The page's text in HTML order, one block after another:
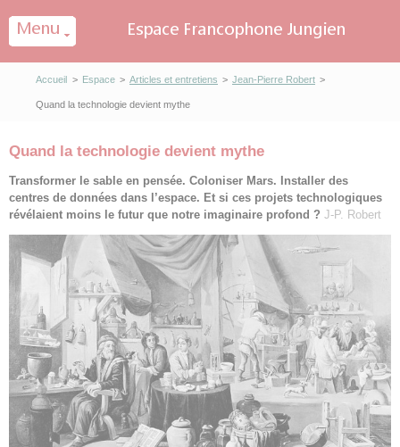
Accueil > Espace > Articles et entretiens > Jean-Pierre Robert >
Quand la technologie devient mythe
Quand la technologie devient mythe
Transformer le sable en pensée. Coloniser Mars. Installer des
centres de données dans l’espace. Et si ces projets technologiques
révélaient moins le futur que notre imaginaire profond ? J-P. Robert